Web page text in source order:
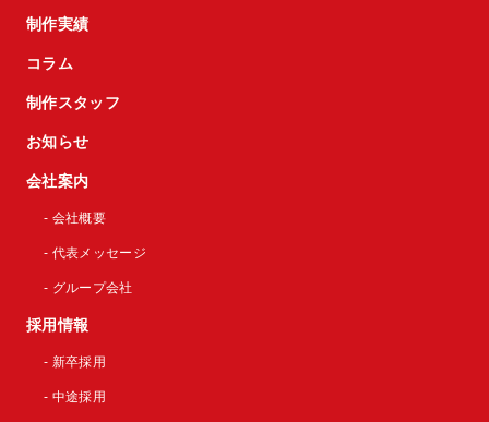
制作実績
コラム
制作スタッフ
お知らせ
会社案内
- 会社概要
- 代表メッセージ
- グループ会社
採用情報
- 新卒採用
- 中途採用